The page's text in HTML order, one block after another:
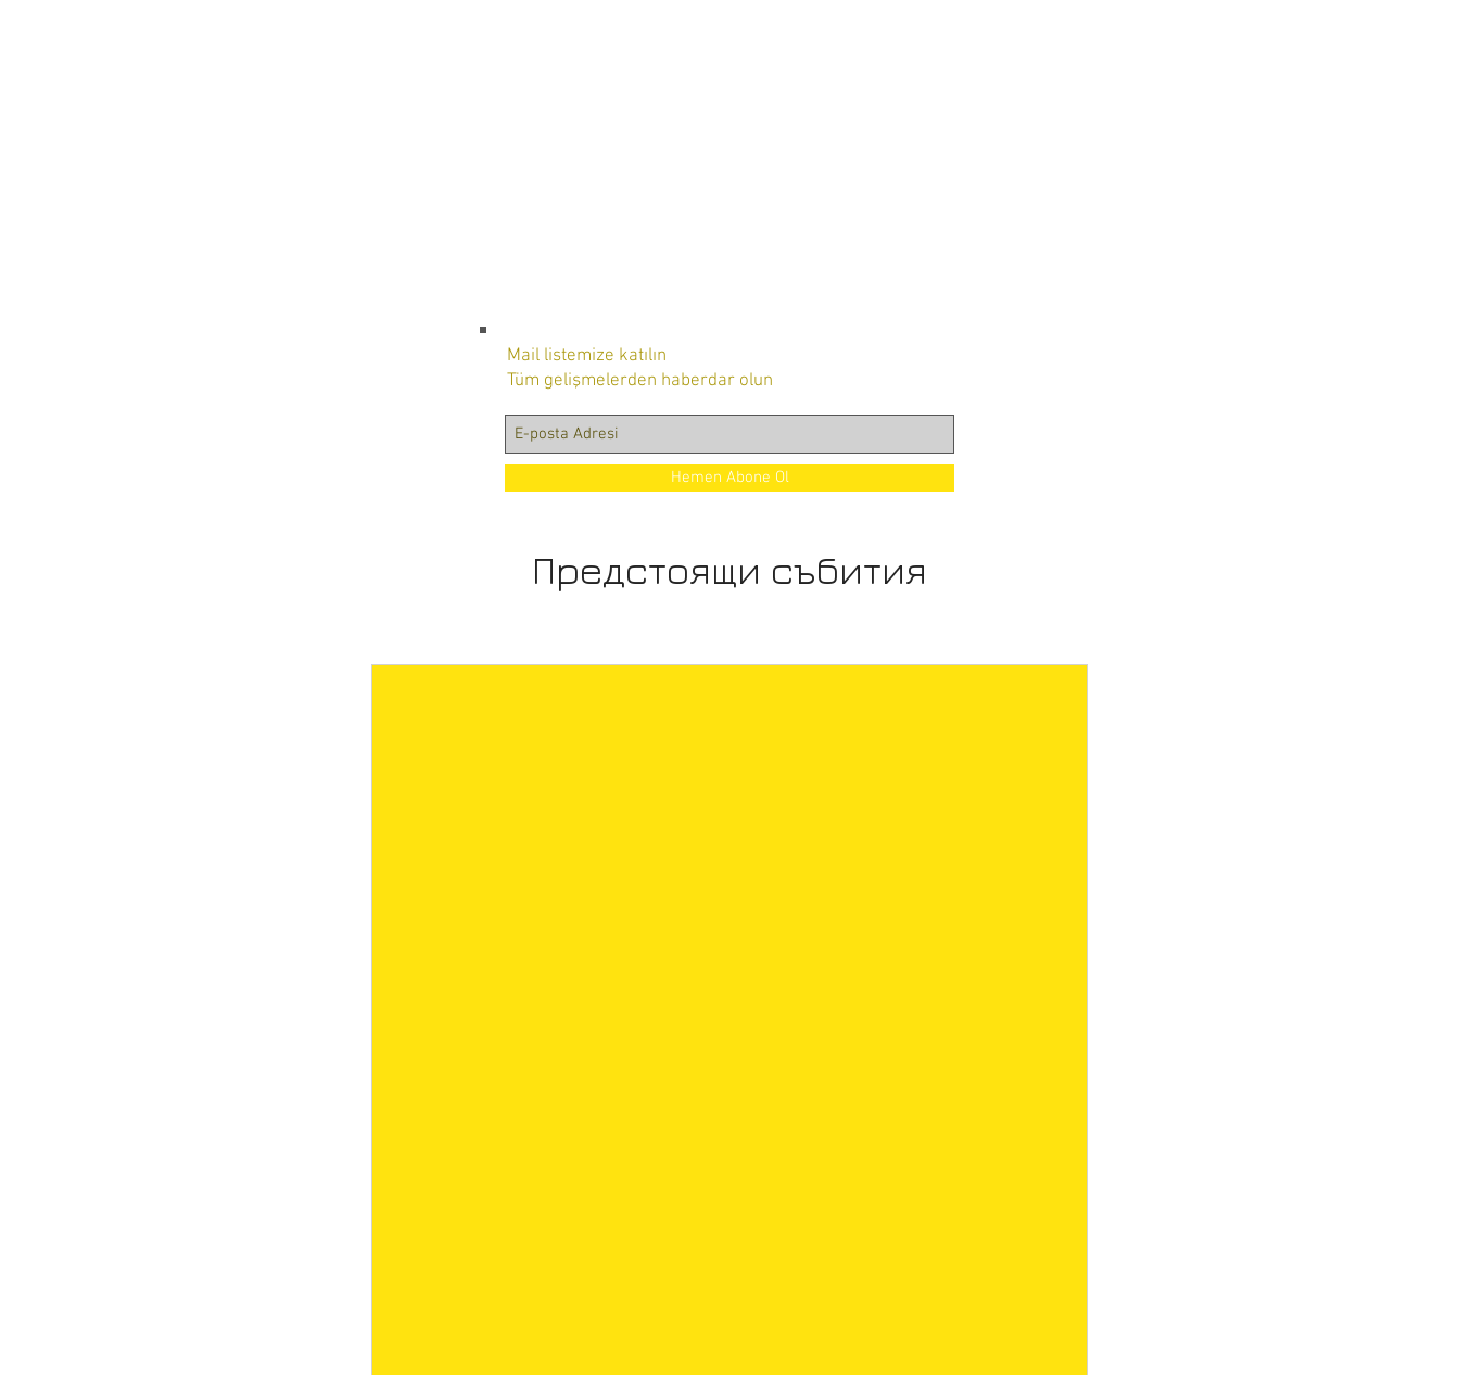
Mail listemize katılın
Tüm gelişmelerden haberdar olun
Hemen Abone Ol
Предстоящи събития